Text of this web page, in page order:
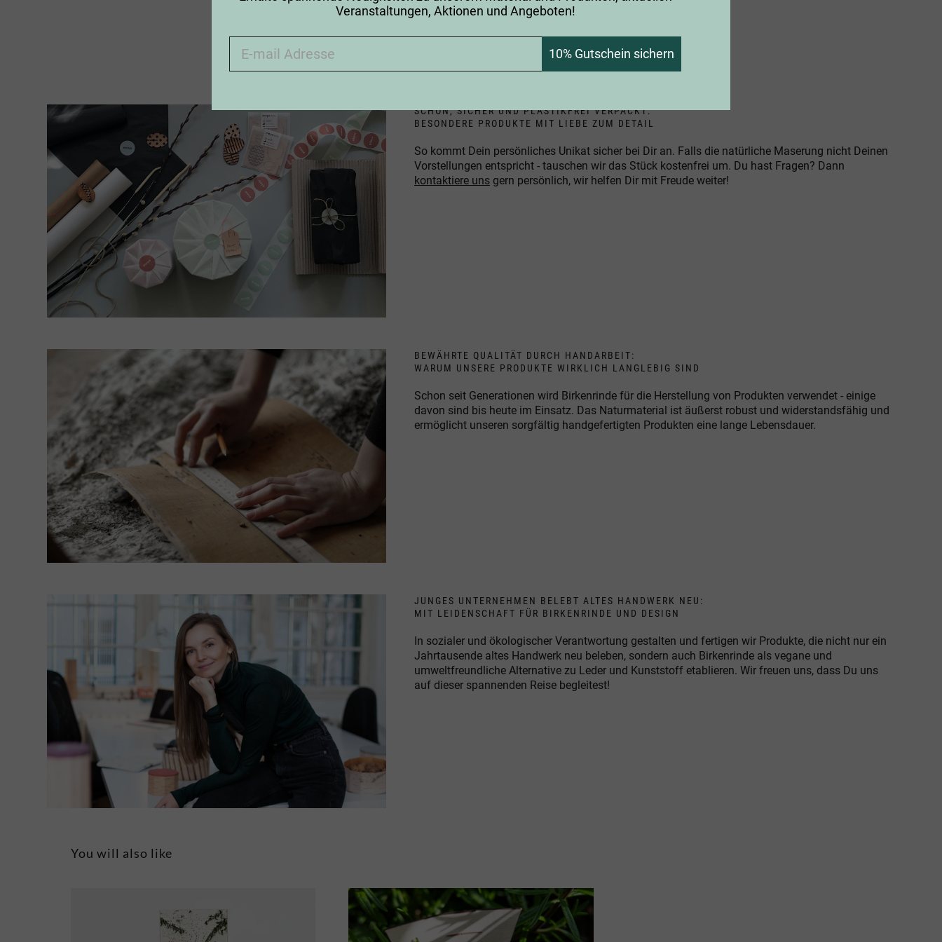
Kann ich mir Produkte aussuchen? Gibt es einen Laden / Showroom?
SCHÖN, SICHER UND PLASTIKFREI VERPACKT:
BESONDERE PRODUKTE MIT LIEBE ZUM DETAIL
So kommt Dein persönliches Unikat sicher bei Dir an. Falls die natürliche Maserung nicht Deinen
Vorstellungen entspricht - tauschen wir das Stück kostenfrei um. Du hast Fragen? Dann
kontaktiere uns gern persönlich, wir helfen Dir mit Freude weiter!
BEWÄHRTE QUALITÄT DURCH HANDARBEIT:
WARUM UNSERE PRODUKTE WIRKLICH LANGLEBIG SIND
Schon seit Generationen wird Birkenrinde für die Herstellung von Produkten verwendet - einige
davon sind bis heute im Einsatz. Das Naturmaterial ist äußerst robust und widerstandsfähig und
ermöglicht unseren sorgfältig handgefertigten Produkten eine lange Lebensdauer.
JUNGES UNTERNEHMEN BELEBT ALTES HANDWERK NEU:
MIT LEIDENSCHAFT FÜR BIRKENRINDE UND DESIGN
In sozialer und ökologischer Verantwortung gestalten und fertigen wir Produkte, die nicht nur ein
Jahrtausende altes Handwerk neu beleben, sondern auch Birkenrinde als vegane und
umweltfreundliche Alternative zu Leder und Kunststoff etablieren. Wir freuen uns, dass Du uns
auf dieser spannenden Reise begleitest!
You will also like
Veranstaltungen, Aktionen und Angeboten!
10% Gutschein sichern